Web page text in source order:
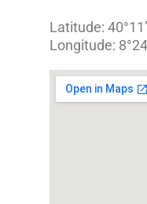
Latitude:
Longitude: